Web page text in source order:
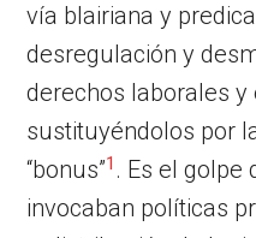
vía blairiana y
desregulación y
derechos laborales y
sustituyéndolos por
“bonus”1 . Es el golpe
invocaban políticas